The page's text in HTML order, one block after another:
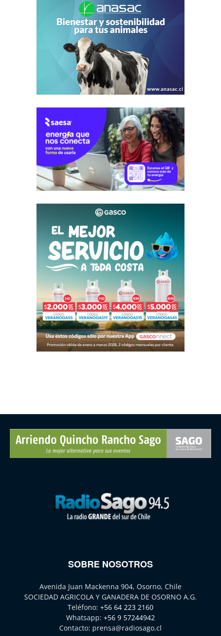
SOBRE NOSOTROS
Avenida Juan Mackenna 904, Osorno, Chile
SOCIEDAD AGRICOLA Y GANADERA DE OSORNO A.G.
Teléfono: +56 64 223 2160
Whatsapp: +56 9 57244942
Contacto: prensa@radiosago.cl